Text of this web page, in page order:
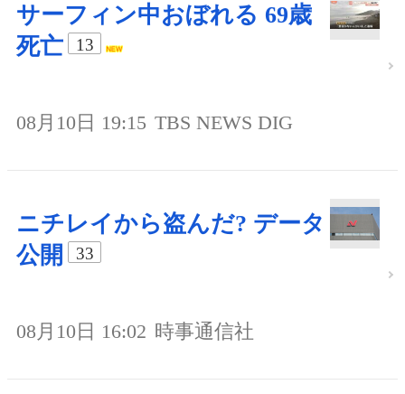
サーフィン中おぼれる 69歳
死亡
13
08月10日 19:15 TBS NEWS DIG
ニチレイから盗んだ? データ
公開
33
08月10日 16:02 時事通信社